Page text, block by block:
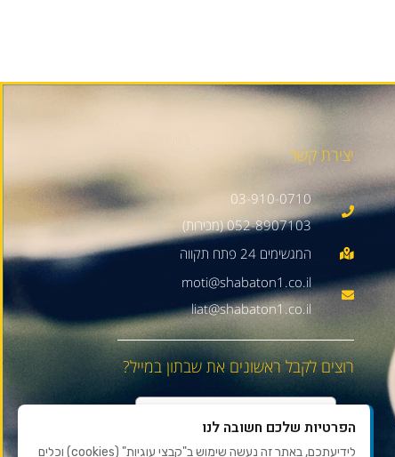
יצירת קשר
03-910-0710
052-8907103 (מכירות)
moti@shabaton1.co.il
liat@shabaton1.co.il
רוצים לקבל ראשונים את שבתון במייל?
הפרטיות שלכם חשובה לנו
לידיעתכם, באתר זה נעשה שימוש ב"קבצי עוגיות" (cookies) וכלים